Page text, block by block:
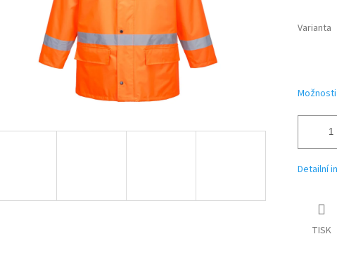
Varianta
Detailní
TISK